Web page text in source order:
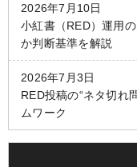
2026年7月10日
小紅書（RED）運用
か判断基準を解説
2026年7月3日
RED投稿の“ネタ切れ
ムワーク